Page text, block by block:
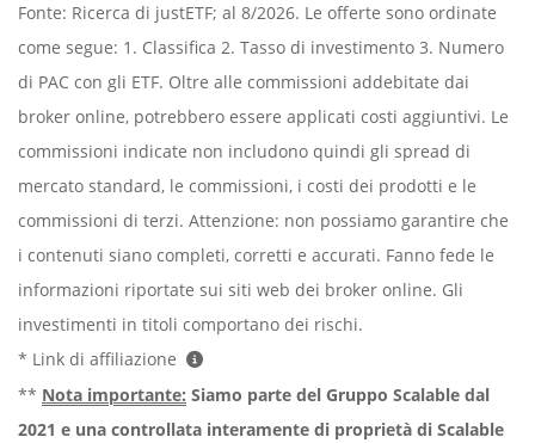
Fonte: Ricerca di justETF; al 8/2026. Le offerte sono ordinate
come segue: 1. Classifica 2. Tasso di investimento 3. Numero
di PAC con gli ETF. Oltre alle commissioni addebitate dai
broker online, potrebbero essere applicati costi aggiuntivi. Le
commissioni indicate non includono quindi gli spread di
mercato standard, le commissioni, i costi dei prodotti e le
commissioni di terzi. Attenzione: non possiamo garantire che
i contenuti siano completi, corretti e accurati. Fanno fede le
informazioni riportate sui siti web dei broker online. Gli
investimenti in titoli comportano dei rischi.
* Link di affiliazione
** Nota importante: Siamo parte del Gruppo Scalable dal
2021 e una controllata interamente di proprietà di Scalable